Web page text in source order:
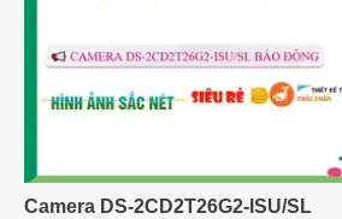
Camera DS-2CD2T26G2-ISU/SL